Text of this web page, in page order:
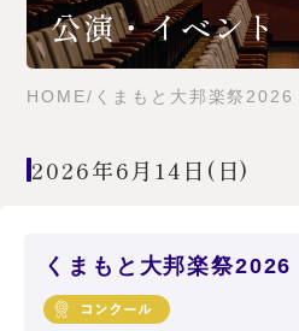
公演・イベント
HOME/ くまもと大邦楽祭2026
2026年6月14日(日)
くまもと大邦楽祭2026